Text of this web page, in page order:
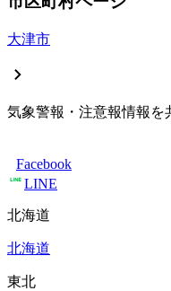
大津市
気象警報・注意報情報を
Facebook
LINE
北海道
北海道
東北